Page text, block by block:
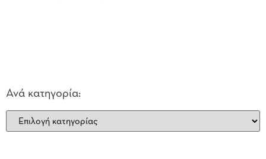
Ανά κατηγορία: